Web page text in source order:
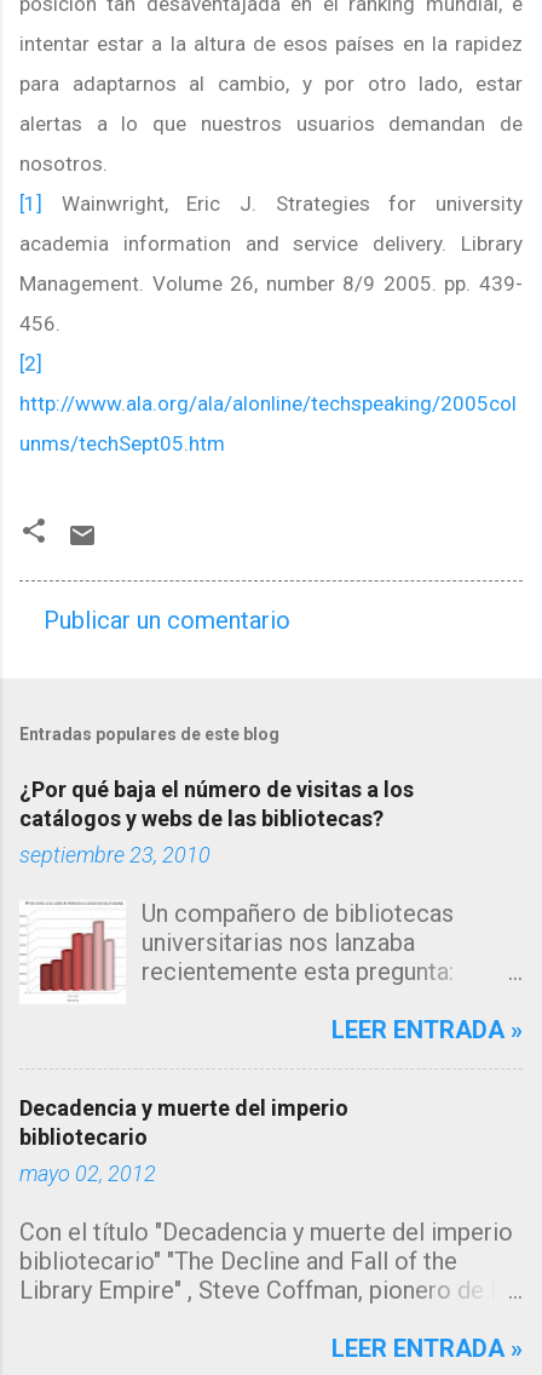
intentar estar a la altura de esos países en la rapidez
para adaptarnos al cambio, y por otro lado, estar
alertas a lo que nuestros usuarios demandan de
nosotros.
[1]
Wainwright, Eric J. Strategies for university
academia information and service delivery. Library
Management. Volume 26, number 8/9 2005. pp. 439-
456.
[2]
http://www.ala.org/ala/alonline/techspeaking/2005col
unms/techSept05.htm
e
t
a
i
Publicar un comentario
Entradas populares de este blog
¿Por qué baja el número de visitas a los
catálogos y webs de las bibliotecas?
septiembre 23, 2010
Un compañero de bibliotecas
universitarias nos lanzaba
recientemente esta pregunta:
en el número de consultas, tanto a
últimos años... me inclino a pensar
que la explicación estará en los
algoritmos de búsqueda de los
como google, que muestran
directamente la información sin
que el usuario necesite acceder a
catálogo?" Se trata de un tema del
LEER ENTRADA »
Decadencia y muerte del imperio
bibliotecario
mayo 02, 2012
Con el título "Decadencia y muerte del imperio
bibliotecario" "The Decline and Fall of the
Library Empire" , Steve Coffman, pionero de los
presidente de Library Systems & Services LLC
LEER ENTRADA »